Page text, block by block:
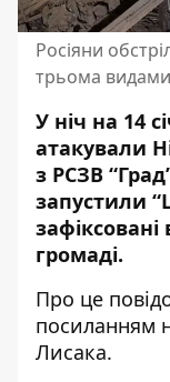
Росіяни
трьома
У ніч на 14
атакували
з РСЗВ
запустили
громаді.
Про це
посиланням
Лисака.